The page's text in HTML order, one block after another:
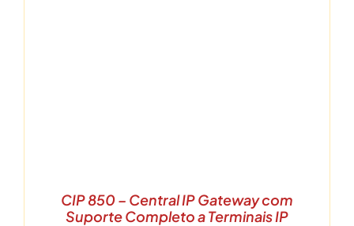
CIP 850 – Central IP Gateway com
Suporte Completo a Terminais IP